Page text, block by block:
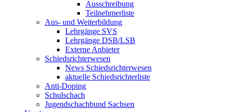
Ausschreibung
Teilnehmerliste
Aus- und Weiterbildung
Lehrgänge SVS
Lehrgänge DSB/LSB
Externe Anbieter
Schiedsrichterwesen
News Schiedsrichterwesen
aktuelle Schiedsrichterliste
Anti-Doping
Schulschach
Jugendschachbund Sachsen